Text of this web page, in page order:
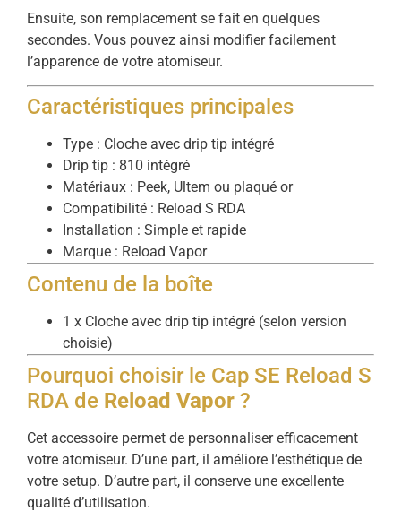
Ensuite, son remplacement se fait en quelques
secondes. Vous pouvez ainsi modifier facilement
l’apparence de votre atomiseur.
Caractéristiques principales
Type : Cloche avec drip tip intégré
Drip tip : 810 intégré
Matériaux : Peek, Ultem ou plaqué or
Compatibilité : Reload S RDA
Installation : Simple et rapide
Marque : Reload Vapor
Contenu de la boîte
1 x Cloche avec drip tip intégré (selon version
choisie)
Pourquoi choisir le Cap SE Reload S
RDA de Reload Vapor ?
Cet accessoire permet de personnaliser efficacement
votre atomiseur. D’une part, il améliore l’esthétique de
votre setup. D’autre part, il conserve une excellente
qualité d’utilisation.